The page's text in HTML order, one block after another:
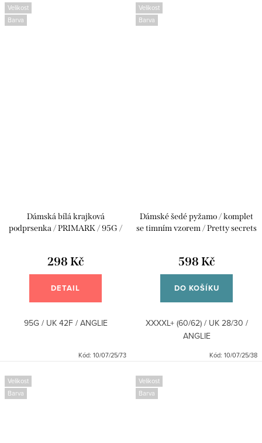
Velikost
Barva
Dámská bílá krajková
podprsenka / PRIMARK / 95G /
298 Kč
DETAIL
95G / UK 42F / ANGLIE
Kód: 10/07/25/73
Velikost
Barva
Dámské šedé pyžamo / komplet
se timním vzorem / Pretty secrets
598 Kč
DO KOŠÍKU
XXXXL+ (60/62) / UK 28/30 /
ANGLIE
Kód: 10/07/25/38
Velikost
Barva
Velikost
Barva